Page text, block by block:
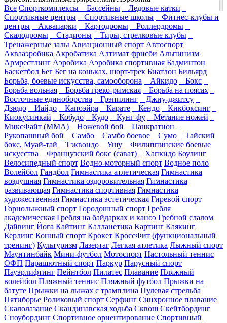
Все Спорткомплексы Бассейны
Ледовые катки
Спортивные центры
Спортивные школы
Фитнес-клубы и
центры
Аквапарки Картодромы
Роллердромы
Скалодромы
Стадионы
Тиры, стрелковые клубы
Тренажерные залы Авиационный спорт Автоспорт
Аквааэробика Акробатика Алтимат фрисби Альпинизм
Армрестлинг Аэробика Аэробика спортивная Бадминтон
Баскетбол Бег Бег на коньках, шорт-трек Биатлон Бильярд
Борьба, боевые искусства, самооборона
Айкидо
Бокс
Борьба вольная
Борьба греко-римская
Борьба на поясах
Восточные единоборства
Грэпплинг
Джиу-джитсу
Дзюдо
Иайдо Капоэйра Карате Кендо
Кикбоксинг
Киокусинкай
Кобудо Кудо Кунг-фу
Метание ножей
МиксФайт (ММА)
Ножевой бой
Панкратион
Рукопашный бой
Самбо Самбо боевое Сумо
Тайский
бокс, Муай-тай
Тэквондо Ушу
Филиппинские боевые
искусства
Французский бокс (сават) Хапкидо Боулинг
Велосипедный спорт Водно-моторный спорт Водное поло
Волейбол Гандбол Гимнастика атлетическая Гимнастика
воздушная Гимнастика оздоровительная Гимнастика
развивающая Гимнастика спортивная Гимнастика
художественная Гимнастика эстетическая Гиревой спорт
Горнолыжный спорт Городошный спорт Гребля
академическая Гребля на байдарках и каноэ Гребной слалом
Дайвинг Йога Кайтинг Калланетика Картинг Каякинг
Керлинг Конный спорт Крокет КроссФит (функциональный
тренинг) Культуризм Лазертаг Легкая атлетика Лыжный спорт
Маунтинбайк Мини-футбол Мотоспорт Настольный теннис
ОФП Парашютный спорт Паркур Парусный спорт
Пауэрлифтинг Пейнтбол Пилатес Плавание Пляжный
волейбол Пляжный теннис Пляжный футбол Прыжки на
батуте Прыжки на лыжах с трамплина Пулевая стрельба
Пятиборье Роликовый спорт Серфинг Синхронное плавание
Скалолазание Скандинавская ходьба Сквош Скейтбординг
Сноубординг Спортивное ориентирование Спортивный